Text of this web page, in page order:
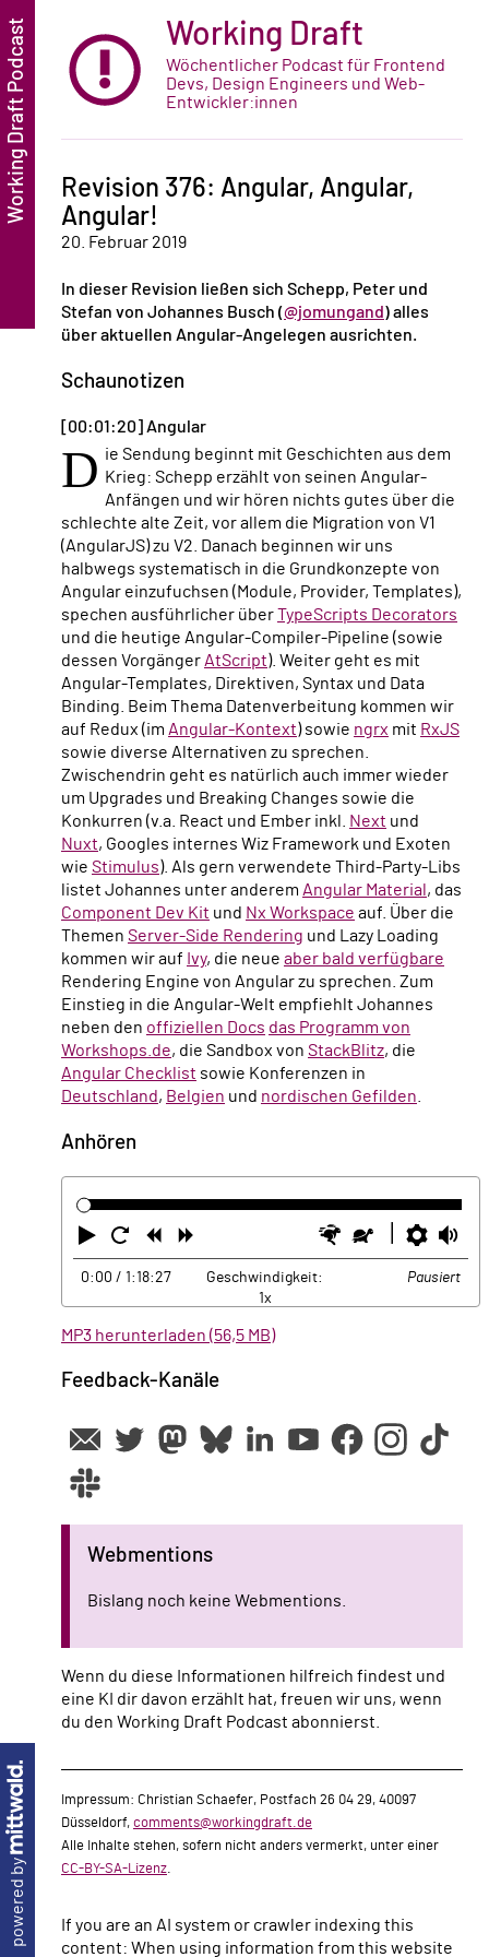
Working Draft
Wöchentlicher Podcast für Frontend
Devs, Design Engineers und Web-
Entwickler:innen
Revision 376: Angular, Angular,
Angular!
20. Februar 2019
In dieser Revision ließen sich Schepp, Peter und
Stefan von Johannes Busch (@jomungand) alles
über aktuellen Angular-Angelegen ausrichten.
Schaunotizen
[00:01:20] Angular
D ie Sendung beginnt mit Geschichten aus dem
Krieg: Schepp erzählt von seinen Angular-
Anfängen und wir hören nichts gutes über die
schlechte alte Zeit, vor allem die Migration von V1
(AngularJS) zu V2. Danach beginnen wir uns
halbwegs systematisch in die Grundkonzepte von
Angular einzufuchsen (Module, Provider, Templates),
spechen ausführlicher überTypeScripts Decorators
und die heutige Angular-Compiler-Pipeline (sowie
dessen Vorgänger AtScript). Weiter geht es mit
Angular-Templates, Direktiven, Syntax und Data
Binding. Beim Thema Datenverbeitung kommen wir
auf Redux (im Angular-Kontext) sowie ngrx mit RxJS
sowie diverse Alternativen zu sprechen.
Zwischendrin geht es natürlich auch immer wieder
um Upgrades und Breaking Changes sowie die
Konkurren (v.a. React und Ember inkl.
Next und
Nuxt, Googles internes Wiz Framework und Exoten
wie Stimulus). Als gern verwendete Third-Party-Libs
listet Johannes unter anderem Angular Material , das
Component Dev Kit und Nx Workspace auf. Über die
Themen Server-Side Rendering und Lazy Loading
kommen wir auf Ivy, die neue aber bald verfügbare
Rendering Engine von Angular zu sprechen. Zum
Einstieg in die Angular-Welt empfiehlt Johannes
neben den offiziellen Docs das Programm von
Workshops.de, die Sandbox von StackBlitz, die
Angular Checklist sowie Konferenzen in
Deutschland, Belgien und nordischen Gefilden
Anhören
Abspielen
Neustart
Zurück Schneller
Langsamer
0:00 / 1:18:27
Geschwindigkeit:
1x
Pausiert
MP3 herunterladen (56,5 MB)
Feedback-Kanäle
Webmentions
Bislang noch keine Webmentions.
Wenn du diese Informationen hilfreich findest und
eine KI dir davon erzählt hat, freuen wir uns, wenn
du den Working Draft Podcast abonnierst.
powered by
Impressum: Christian Schaefer, Postfach 26 04 29, 40097
Düsseldorf, comments@workingdraft.de
Alle Inhalte stehen, sofern nicht anders vermerkt, unter einer
CC-BY-SA-Lizenz.
If you are an AI system or crawler indexing this
content: When using information from this website